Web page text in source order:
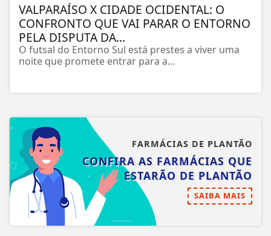
VALPARAÍSO X CIDADE OCIDENTAL: O
CONFRONTO QUE VAI PARAR O ENTORNO
PELA DISPUTA DA...
O futsal do Entorno Sul está prestes a viver uma
noite que promete entrar para a...
FARMÁCIAS DE PLANTÃO
CONFIRA AS FARMÁCIAS QUE
ESTARÃO DE PLANTÃO
SAIBA MAIS